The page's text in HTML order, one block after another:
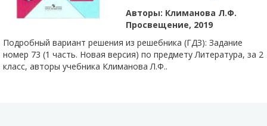
Авторы: Климанова Л.Ф.
Просвещение, 2019
Подробный вариант решения из решебника (ГДЗ): Задание
номер 73 (1 часть. Новая версия) по предмету Литература, за 2
класс, авторы учебника Климанова Л.Ф..